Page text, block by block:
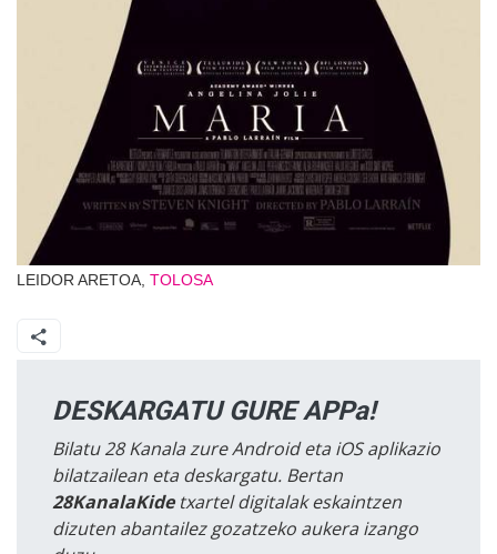
LEIDOR ARETOA, TOLOSA
DESKARGATU GURE APPa!
Bilatu 28 Kanala zure Android eta iOS aplikazio
bilatzailean eta deskargatu. Bertan
28KanalaKidetxartel digitalak eskaintzen
dizuten abantailez gozatzeko aukera izango